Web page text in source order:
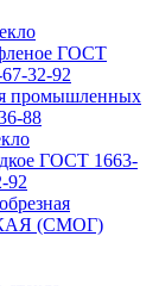
ГОСТ
32-92
промышленных
88
ГОСТ 1663-
92
(СМОГ)